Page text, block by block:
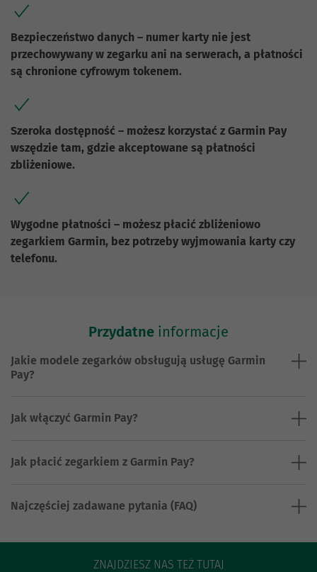
Bezpieczeństwo danych – numer karty nie jest
przechowywany w zegarku ani na serwerach, a płatności
są chronione cyfrowym tokenem.
Szeroka dostępność – możesz korzystać z Garmin Pay
wszędzie tam, gdzie akceptowane są płatności
zbliżeniowe.
Wygodne płatności – możesz płacić zbliżeniowo
zegarkiem Garmin, bez potrzeby wyjmowania karty czy
telefonu.
Przydatne informacje
Jakie modele zegarków obsługują usługę Garmin
Pay?
Jak włączyć Garmin Pay?
Jak płacić zegarkiem z Garmin Pay?
Najczęściej zadawane pytania (FAQ)
ZNAJDZIESZ NAS TEŻ TUTAJ